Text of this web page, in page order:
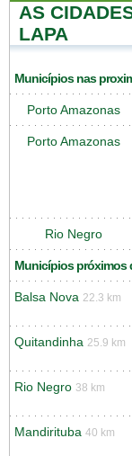
AS
LAPA
Municípios nas
Porto Amazonas
Porto Amazonas
Rio Negro
Municípios próximos
Balsa Nova 22.3 km
Quitandinha 25.9 km
Rio Negro 38 km
Mandirituba 40 km